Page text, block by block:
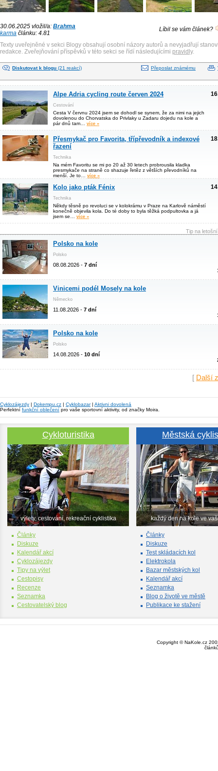
30.06.2025 vložil/a: Brahma
karma článku: 4.81
Líbil se vám článek?
Texty uveřejněné v sekci Blogy obsahují osobní názory autorů a nevyjadřují
redakce. Zveřejňování příspěvků v této sekci se řídí následujícími pravidly.
Diskutovat k blogu (21 reakcí) Přeposlat známému
Alpe Adria cycling route červen 2024
Cestování
Cesta V červnu 2024 jsem se dohodl se synem, že za nimi na jejich
dovolenou do Chorvatska do Privlaky u Zadaru dojedu na kole a
pár dnů tam… více »
Přesmykač pro Favorita, třípřevodník a indexové
řazení
Technika
Na mém Favoritu se mi po 20 až 30 letech probrousila kladka
presmykače na straně co shazuje řetěz z větších převodníků na
menší. Je to… více »
Kolo jako pták Fénix
Technika
Někdy těsně po revoluci se v kolokrámu v Praze na Karlově náměstí
konečně objevila kola. Do té doby to byla těžká podpultovka a já
jsem se… více »
Tip na
Polsko na kole
Polsko
08.08.2026 - 7 dní
Vinicemi podél Mosely na kole
Německo
11.08.2026 - 7 dní
Polsko na kole
Polsko
14.08.2026 - 10 dní
[ Další
Cyklozájezdy | Dokempu.cz | Cyklobazar| Aktivni dovolená
Perfektní funkční oblečení pro vaše sportovní aktivity, od značky Moira.
Cykloturistika
výlety, cestování, rekreační cyklistika
Články
Diskuze
Kalendář akcí
Cyklozájezdy
Tipy na výlet
Cestopisy
Recenze
Seznamka
Cestovatelský blog
Městská
každý den na kole ve
Články
Diskuze
Test skládacích kol
Elektrokola
Bazar městských kol
Kalendář akcí
Seznamka
Blog o životě ve městě
Publikace ke stažení
Copyright © NaKole.cz